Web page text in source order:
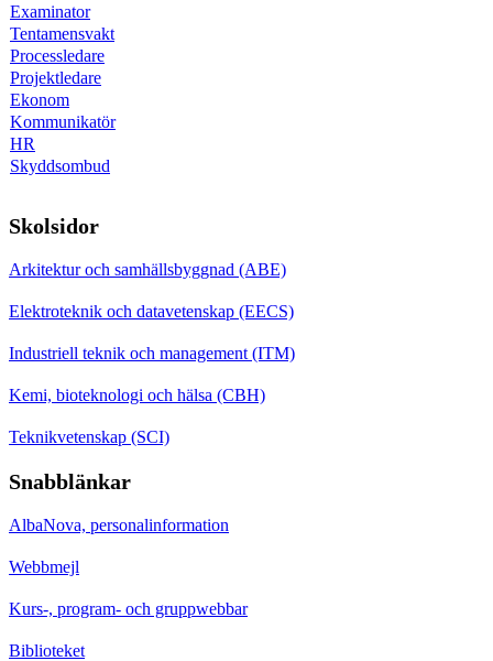
Examinator
Tentamensvakt
Processledare
Projektledare
Ekonom
Kommunikatör
HR
Skyddsombud
Skolsidor
Arkitektur och samhällsbyggnad (ABE)
Elektroteknik och datavetenskap (EECS)
Industriell teknik och management (ITM)
Kemi, bioteknologi och hälsa (CBH)
Teknikvetenskap (SCI)
Snabblänkar
AlbaNova, personalinformation
Webbmejl
Kurs-, program- och gruppwebbar
Biblioteket